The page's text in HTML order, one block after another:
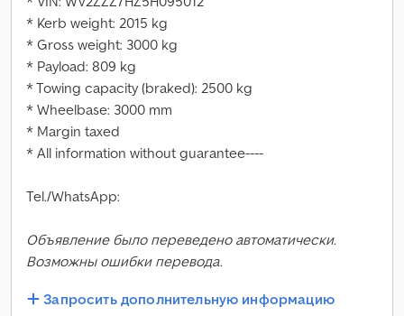
* Kerb weight: 2015 kg
* Gross weight: 3000 kg
* Payload: 809 kg
* Towing capacity (braked): 2500 kg
* Wheelbase: 3000 mm
* Margin taxed
* All information without guarantee----
Tel./WhatsApp:
Объявление было переведено автоматически.
Возможны ошибки перевода.
Запросить дополнительную информацию